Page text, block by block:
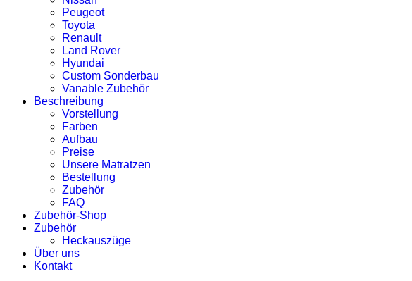
Peugeot
Toyota
Renault
Land Rover
Hyundai
Custom Sonderbau
Vanable Zubehör
Beschreibung
Vorstellung
Farben
Aufbau
Preise
Unsere Matratzen
Bestellung
Zubehör
FAQ
Zubehör-Shop
Zubehör
Heckauszüge
Über uns
Kontakt